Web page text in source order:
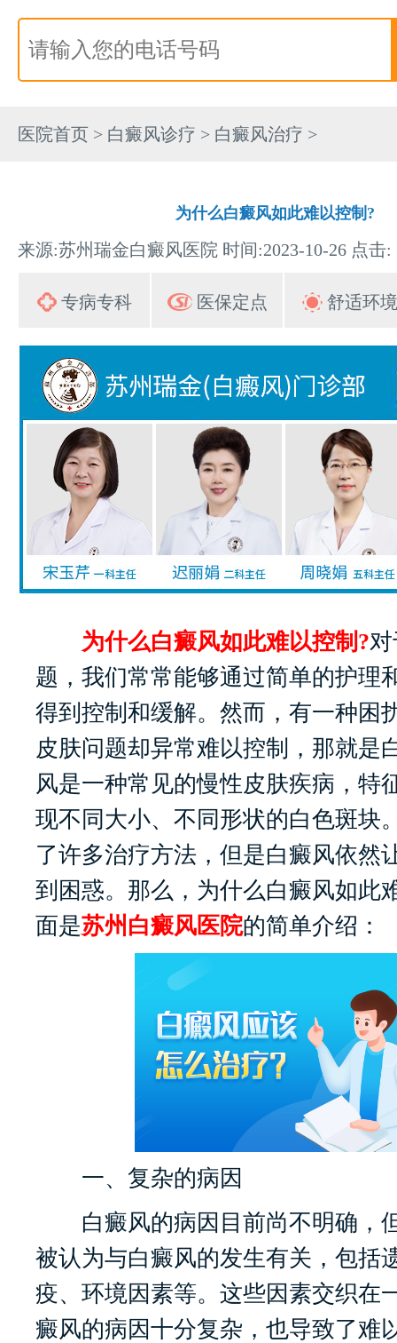
医院首页 > 白癜风诊疗 > 白癜风治疗 >
为什么白癜风如此难以控制?
来源:苏州瑞金白癜风医院 时间:2023-10-26 点击:
专病专科 医保定点 舒适环境
为什么白癜风如此难以控制?
题，我们常常能够通过简单的护理
得到控制和缓解。然而，有一种困
皮肤问题却异常难以控制，那就是
风是一种常见的慢性皮肤疾病，特
现不同大小、不同形状的白色斑块
了许多治疗方法，但是白癜风依然
到困惑。那么，为什么白癜风如此
面是苏州白癜风医院的简单介绍：
一、复杂的病因
白癜风的病因目前尚不明确，
被认为与白癜风的发生有关，包括
疫、环境因素等。这些因素交织在
癜风的病因十分复杂，也导致了难